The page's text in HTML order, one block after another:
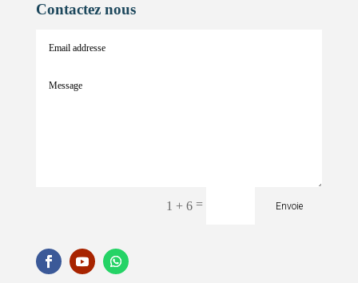
Contactez nous
1 + 6= Envoie